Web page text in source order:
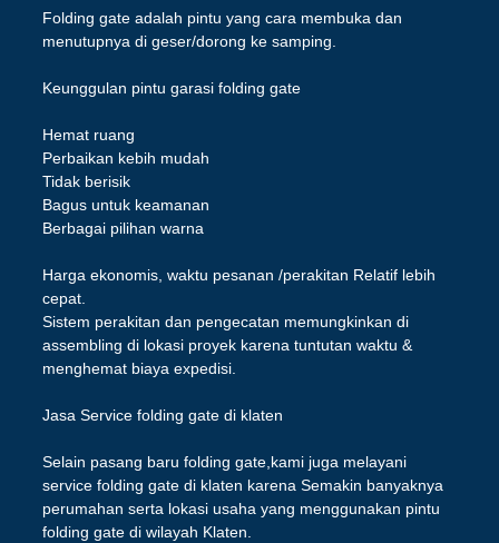
Folding gate adalah pintu yang cara membuka dan
menutupnya di geser/dorong ke samping.
Keunggulan pintu garasi folding gate
Hemat ruang
Perbaikan kebih mudah
Tidak berisik
Bagus untuk keamanan
Berbagai pilihan warna
Harga ekonomis, waktu pesanan /perakitan Relatif lebih
cepat.
Sistem perakitan dan pengecatan memungkinkan di
assembling di lokasi proyek karena tuntutan waktu &
menghemat biaya expedisi.
Jasa Service folding gate di klaten
Selain pasang baru folding gate,kami juga melayani
service folding gate di klaten karena Semakin banyaknya
perumahan serta lokasi usaha yang menggunakan pintu
folding gate di wilayah Klaten.